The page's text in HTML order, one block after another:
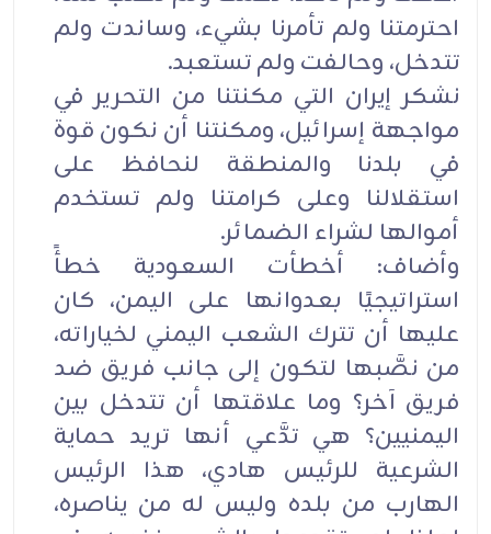
احترمتنا ولم تأمرنا بشيء، وساندت ولم
تتدخل، وحالفت ولم تستعبد.
نشكر إيران التي مكنتنا من التحرير في
مواجهة إسرائيل، ومكنتنا أن نكون قوة
في بلدنا والمنطقة لنحافظ على
استقلالنا وعلى كرامتنا ولم تستخدم
أموالها لشراء الضمائر.
وأضاف: أخطأت السعودية خطأً
استراتيجيًا بعدوانها على اليمن، كان
عليها أن تترك الشعب اليمني لخياراته،
من نصَّبها لتكون إلى جانب فريق ضد
فريق آخر؟ وما علاقتها أن تتدخل بين
اليمنيين؟ هي تدَّعي أنها تريد حماية
الشرعية للرئيس هادي، هذا الرئيس
الهارب من بلده وليس له من يناصره،